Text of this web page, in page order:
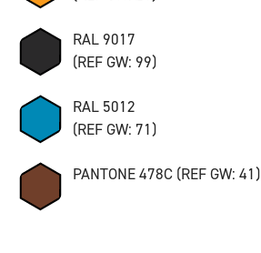
RAL 9017
(REF GW: 99)
RAL 5012
(REF GW: 71)
PANTONE 478C (REF GW: 41)